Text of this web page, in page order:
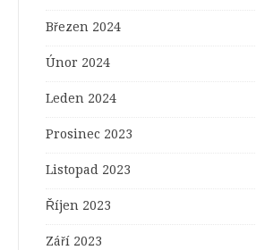
Březen 2024
Únor 2024
Leden 2024
Prosinec 2023
Listopad 2023
Říjen 2023
Září 2023